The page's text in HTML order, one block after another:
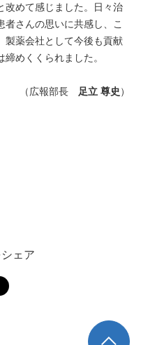
改めて感じました。日々治
さんの思いに共感し、こ
製薬会社として今後も貢献
めくくられました。
（広報部長 足立 尊史）
ェア
TOP